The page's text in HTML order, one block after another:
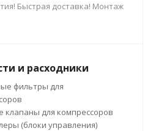
Быстрая доставка! Монтаж
и расходники
фильтры для
клапаны для компрессоров
(блоки управления)